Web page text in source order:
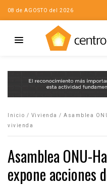
08 de AGOSTO del 2026
Inicio / Vivienda / Asamblea
vivienda
Asamblea ONU-
expone acciones